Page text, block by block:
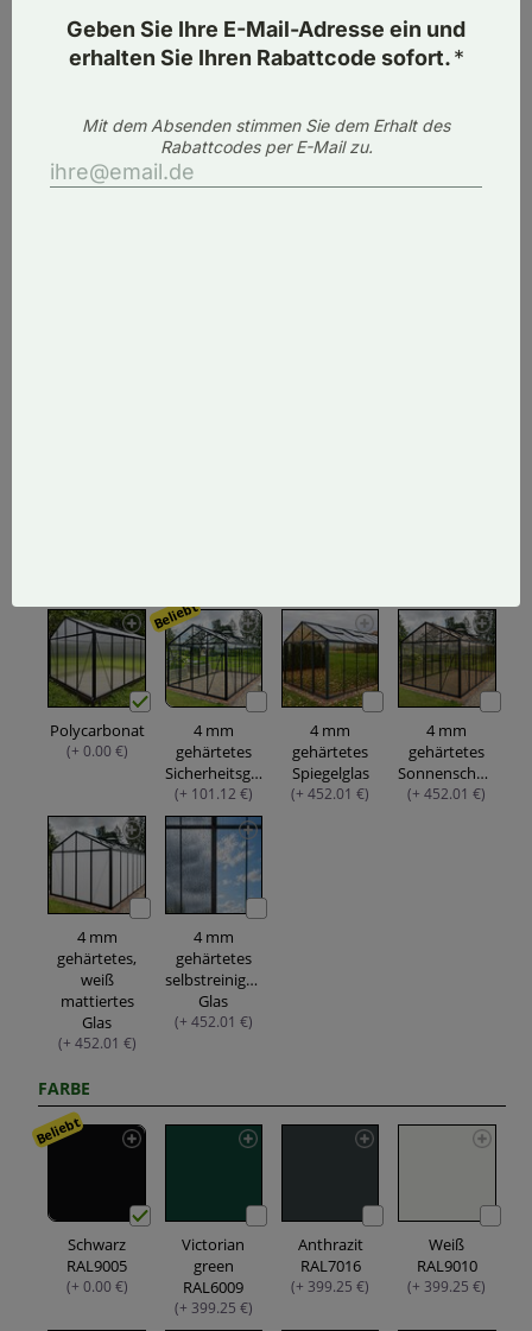
Was soll ich wählen?
Polycarbonat
4 mm
Beliebt
4 mm
4 mm
Polycarbonat
(+ 0.00 €)
4 mm
gehärtetes
Sicherheitsglas
(+ 101.12 €)
Beliebt
4 mm
gehärtetes
Spiegelglas
(+ 452.01 €)
4 mm
gehärtetes
Sonnenschutzglas
(+ 452.01 €)
4 mm
gehärtetes,
weiß
mattiertes
Glas
(+ 452.01 €)
4 mm
gehärtetes
selbstreinigendes
Glas
(+ 452.01 €)
FARBE
Schwarz
RAL9005
(+ 0.00 €)
Beliebt
Victorian
green
RAL6009
(+ 399.25 €)
Anthrazit
RAL7016
(+ 399.25 €)
Weiß
RAL9010
(+ 399.25 €)